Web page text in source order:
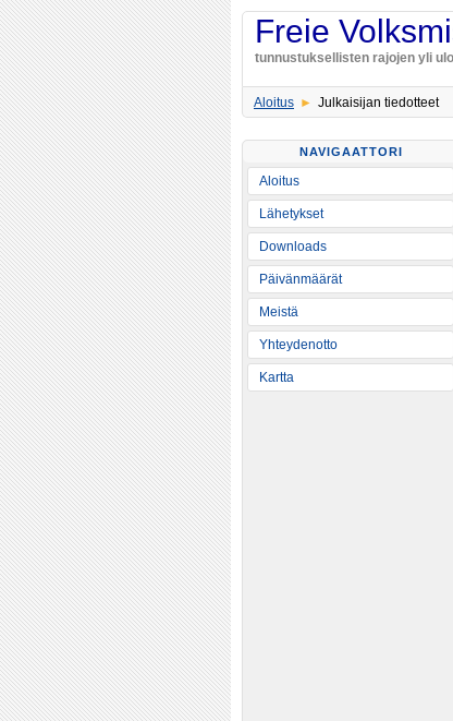
Freie
tunnustuksellisten rajojen yli
Aloitus Julkaisijan tiedotteet
NAVIGAATTORI
Aloitus
Lähetykset
Downloads
Päivänmäärät
Meistä
Yhteydenotto
Kartta